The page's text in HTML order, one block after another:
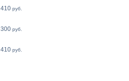
410 руб.
300 руб.
410 руб.